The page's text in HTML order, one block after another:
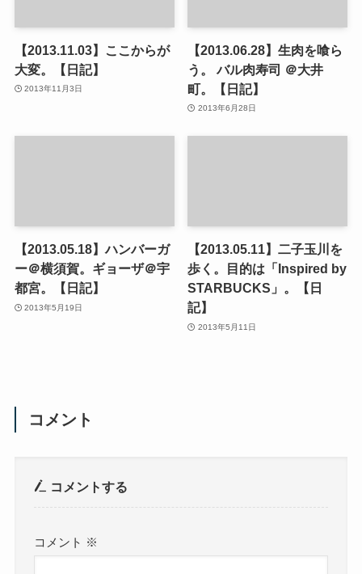
【2013.11.03】ここからが
大変。【日記】
2013年11月3日
【2013.06.28】生肉を喰ら
う。 バル肉寿司 ＠大井
町。【日記】
2013年6月28日
【2013.05.18】ハンバーガ
ー＠横須賀。ギョーザ＠宇
都宮。【日記】
2013年5月19日
【2013.05.11】二子玉川を
歩く。目的は「Inspired by
STARBUCKS」。【日
記】
2013年5月11日
コメント
コメントする
コメント ※